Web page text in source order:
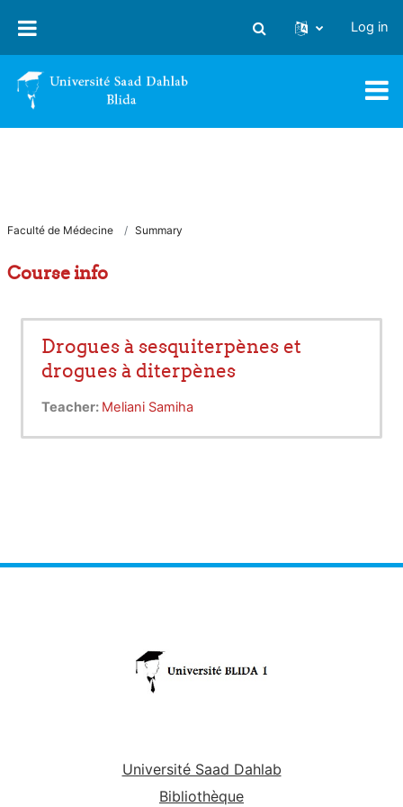
Toggle search input
Log in
Faculté de Médecine Summary
Course info
Drogues à sesquiterpènes et
drogues à diterpènes
Teacher: Meliani Samiha
Université Saad Dahlab
Bibliothèque